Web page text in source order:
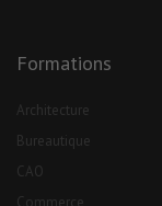
Formations
Architecture
Bureautique
CAO
Commerce